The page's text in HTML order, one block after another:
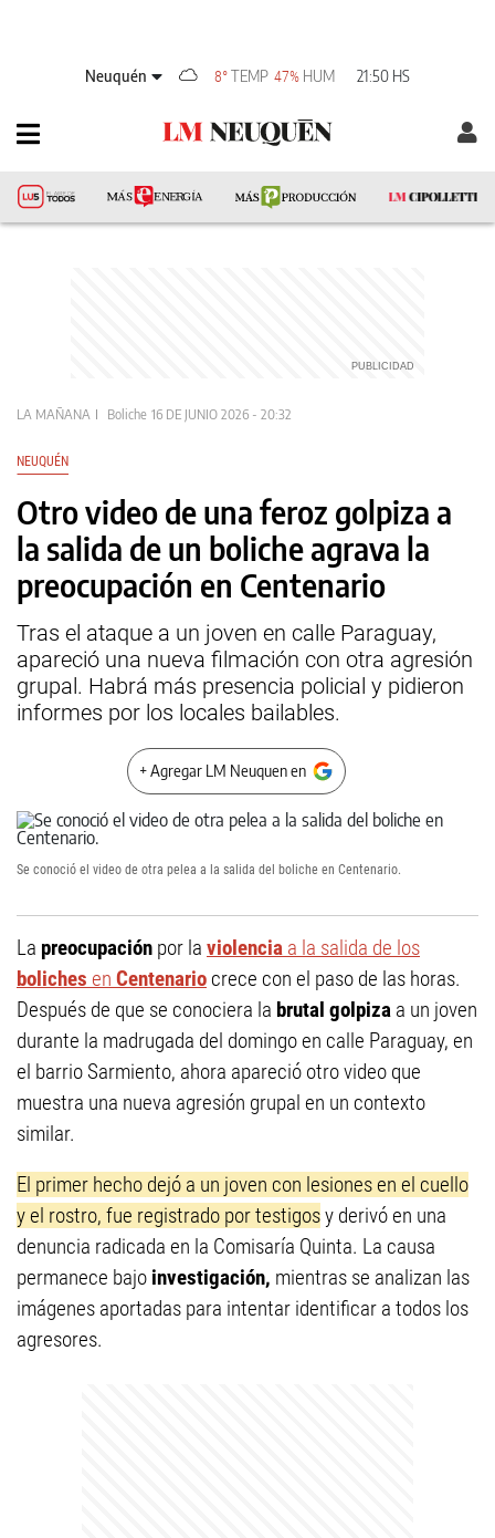
Neuquén 8° TEMP 47% HUM 21:50 HS
LA MAÑANA Boliche 16 DE JUNIO 2026 - 20:32
NEUQUÉN
Otro video de una feroz golpiza a
la salida de un boliche agrava la
preocupación en Centenario
Tras el ataque a un joven en calle Paraguay,
apareció una nueva filmación con otra agresión
grupal. Habrá más presencia policial y pidieron
informes por los locales bailables.
+ Agregar LM Neuquen en
Se conoció el video de otra pelea a la salida del boliche en Centenario.
La preocupación por la violencia a la salida de los
boliches en Centenario crece con el paso de las horas.
Después de que se conociera la brutal golpiza a un joven
durante la madrugada del domingo en calle Paraguay, en
el barrio Sarmiento, ahora apareció otro video que
muestra una nueva agresión grupal en un contexto
similar.
El primer hecho dejó a un joven con lesiones en el cuello
y el rostro, fue registrado por testigosy derivó en una
denuncia radicada en la Comisaría Quinta. La causa
permanece bajo investigación, mientras se analizan las
imágenes aportadas para intentar identificar a todos los
agresores.